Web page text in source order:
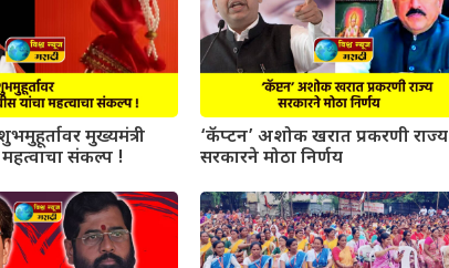
मुख्यमंत्री
संकल्प !
‘कॅप्टन’ अशोक खरात प्रकरणी राज्य
सरकारने मोठा निर्णय